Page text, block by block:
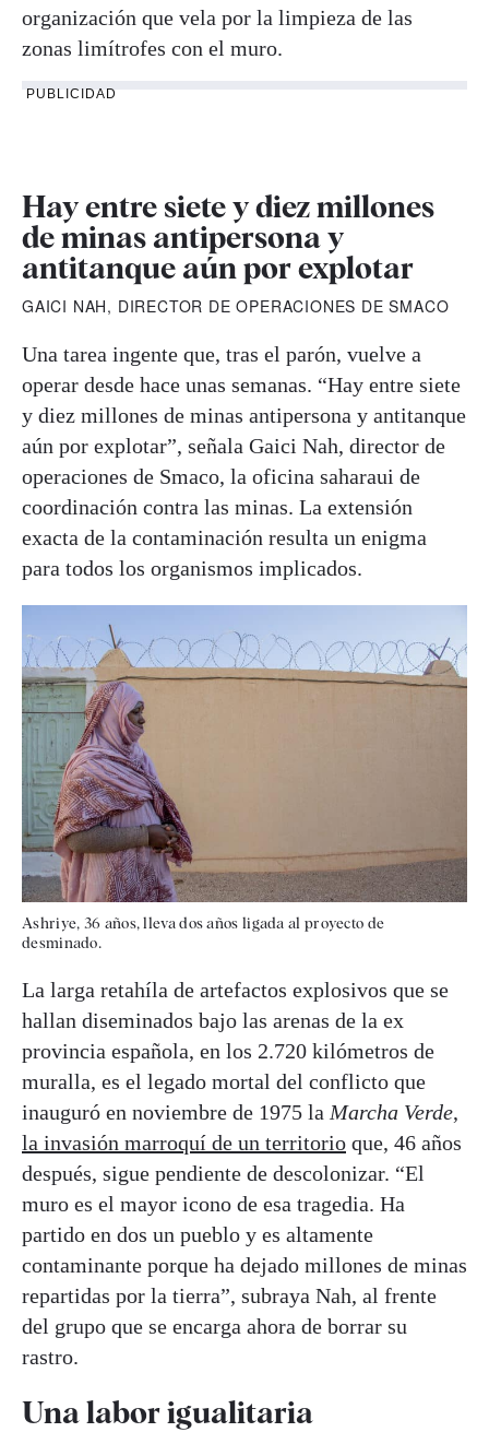
organización que vela por la limpieza de las
zonas limítrofes con el muro.
PUBLICIDAD
Hay entre siete y diez millones
de minas antipersona y
antitanque aún por explotar
GAICI NAH, DIRECTOR DE OPERACIONES DE SMACO
Una tarea ingente que, tras el parón, vuelve a
operar desde hace unas semanas. “Hay entre siete
y diez millones de minas antipersona y antitanque
aún por explotar”, señala Gaici Nah, director de
operaciones de Smaco, la oficina saharaui de
coordinación contra las minas. La extensión
exacta de la contaminación resulta un enigma
para todos los organismos implicados.
Ashriye, 36 años, lleva dos años ligada al proyecto de
desminado.
La larga retahíla de artefactos explosivos que se
hallan diseminados bajo las arenas de la ex
provincia española, en los 2.720 kilómetros de
muralla, es el legado mortal del conflicto que
inauguró en noviembre de 1975 la Marcha Verde,
la invasión marroquí de un territorio que, 46 años
después, sigue pendiente de descolonizar. “El
muro es el mayor icono de esa tragedia. Ha
partido en dos un pueblo y es altamente
contaminante porque ha dejado millones de minas
repartidas por la tierra”, subraya Nah, al frente
del grupo que se encarga ahora de borrar su
rastro.
Una labor igualitaria